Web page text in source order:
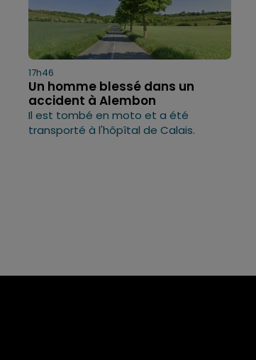
17h46
Un homme blessé dans un
accident à Alembon
Il est tombé en moto et a été
transporté à l'hôpîtal de Calais.